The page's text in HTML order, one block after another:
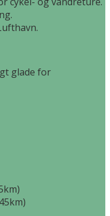
glade for